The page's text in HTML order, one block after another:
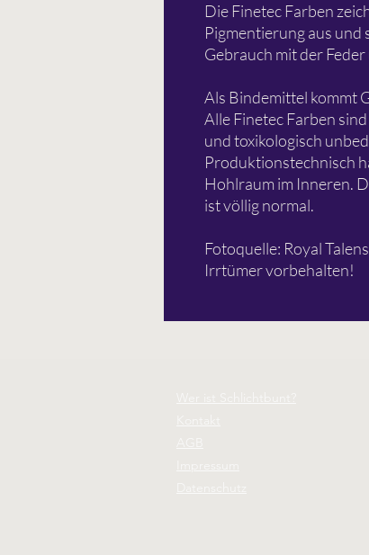
Die Finetec Farben
Pigmentierung aus und
Gebrauch mit der Feder
Als Bindemittel kommt
Alle Finetec Farben
und toxikologisch
Produktionstechnisch
Hohlraum im Inneren.
ist völlig normal.
Fotoquelle: Royal Talens
Irrtümer vorbehalten!